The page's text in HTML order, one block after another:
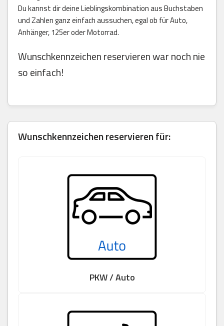
Du kannst dir deine Lieblingskombination aus Buchstaben
und Zahlen ganz einfach aussuchen, egal ob für Auto,
Anhänger, 125er oder Motorrad.
Wunschkennzeichen reservieren war noch nie
so einfach!
Wunschkennzeichen reservieren für:
PKW / Auto